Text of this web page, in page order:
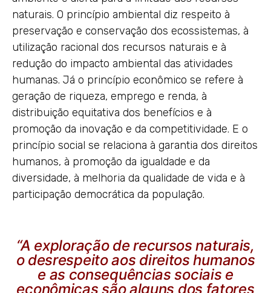
naturais. O princípio ambiental diz respeito à
preservação e conservação dos ecossistemas, à
utilização racional dos recursos naturais e à
redução do impacto ambiental das atividades
humanas. Já o princípio econômico se refere à
geração de riqueza, emprego e renda, à
distribuição equitativa dos benefícios e à
promoção da inovação e da competitividade. E o
princípio social se relaciona à garantia dos direitos
humanos, à promoção da igualdade e da
diversidade, à melhoria da qualidade de vida e à
participação democrática da população.
“A exploração de recursos naturais,
o desrespeito aos direitos humanos
e as consequências sociais e
econômicas são alguns dos fatores